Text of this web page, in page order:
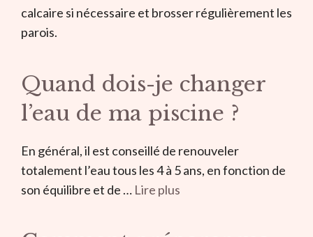
calcaire si nécessaire et brosser régulièrement les
parois.
Quand dois-je changer
l’eau de ma piscine ?
En général, il est conseillé de renouveler
totalement l’eau tous les 4 à 5 ans, en fonction de
son équilibre et de … Lire plus